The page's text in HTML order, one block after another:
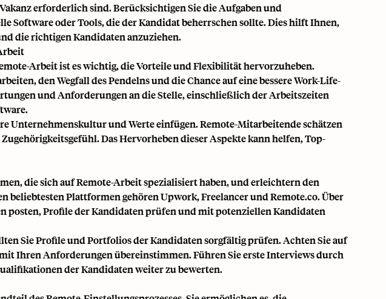
erforderlich sind. Berücksichtigen Sie die Aufgaben und
Software oder Tools, die der Kandidat beherrschen sollte. Dies hilft Ihnen,
die richtigen Kandidaten anzuziehen.
Arbeit ist es wichtig, die Vorteile und Flexibilität hervorzuheben.
den Wegfall des Pendelns und die Chance auf eine bessere Work-Life-
und Anforderungen an die Stelle, einschließlich der Arbeitszeiten
Unternehmenskultur und Werte einfügen. Remote-Mitarbeitende schätzen
Das Hervorheben dieser Aspekte kann helfen, Top-
die sich auf Remote-Arbeit spezialisiert haben, und erleichtern den
beliebtesten Plattformen gehören Upwork, Freelancer und Remote.co. Über
posten, Profile der Kandidaten prüfen und mit potenziellen Kandidaten
Sie Profile und Portfolios der Kandidaten sorgfältig prüfen. Achten Sie auf
Ihren Anforderungen übereinstimmen. Führen Sie erste Interviews durch
der Kandidaten weiter zu bewerten.